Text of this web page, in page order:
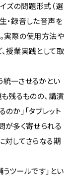
ズの問題形式（選
・録音した音声を
実際の使用方法や
授業実践として取
一させるかとい
残るものの、講演
か」「タブレット
が多く寄せられる
対してさらなる期
ツールです」とい